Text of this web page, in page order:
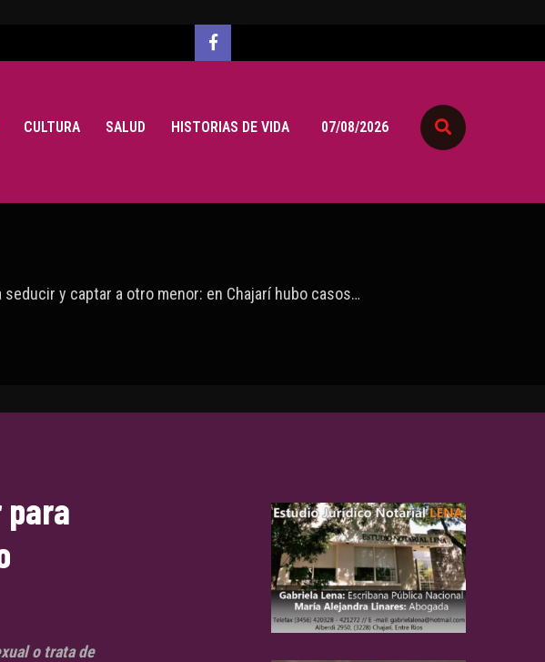
CULTURA SALUD HISTORIAS DE VIDA 07/08/2026
y captar a otro menor: en Chajarí hubo casos…
para
o trata de